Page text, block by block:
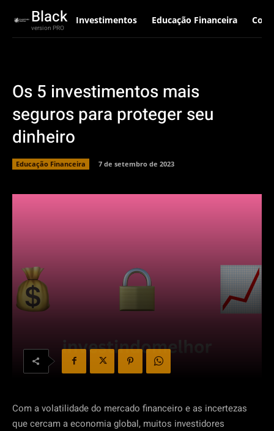
Black
version PRO
Investimentos Educação Financeira
Os 5 investimentos mais
seguros para proteger seu
dinheiro
Educação Financeira 7 de setembro de 2023
Com a volatilidade do mercado financeiro e as incertezas
que cercam a economia global, muitos investidores